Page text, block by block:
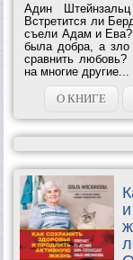
Адин
Встретится ли
съели Адам и Ева?
была добра, а
сравнить
на многие другие...
О КНИГЕ